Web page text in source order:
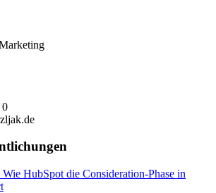
0
HubSpot die Consideration-Phase in